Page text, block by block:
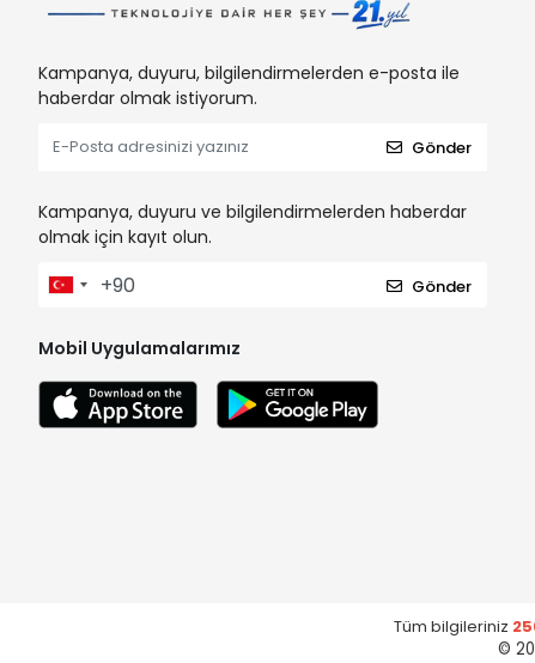
Kampanya, duyuru, bilgilendirmelerden e-posta ile
haberdar olmak istiyorum.
Gönder
Kampanya, duyuru ve bilgilendirmelerden haberdar
olmak için kayıt olun.
Gönder
Mobil Uygulamalarımız
Tüm bilgileriniz
©